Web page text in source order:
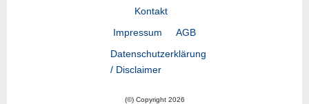
Kontakt
Impressum
AGB
Datenschutzerklärung
/ Disclaimer
(©) Copyright 2026